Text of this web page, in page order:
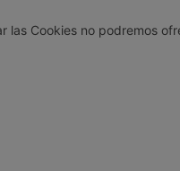
las Cookies no podremos